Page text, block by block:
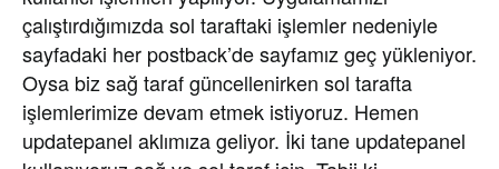
çalıştırdığımızda sol taraftaki işlemler nedeniyle
sayfadaki her postback’de sayfamız geç yükleniyor.
Oysa biz sağ taraf güncellenirken sol tarafta
işlemlerimize devam etmek istiyoruz. Hemen
updatepanel aklımıza geliyor. İki tane updatepanel